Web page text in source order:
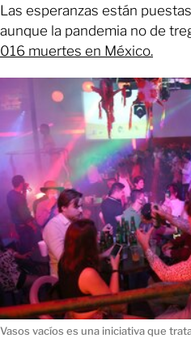
Las esperanzas están
aunque la pandemia no de
016 muertes en México.
Vasos vacíos es una iniciativa que